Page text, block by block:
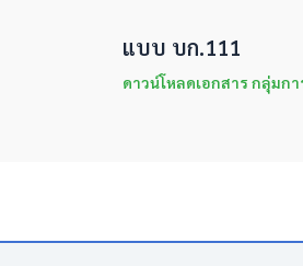
แบบ บก.111
ดาวน์โหลดเอกสาร กลุ่มกา